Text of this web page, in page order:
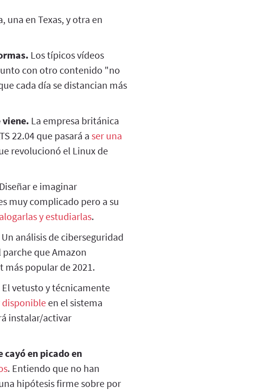
una en Texas, y otra en
Los típicos vídeos
con otro contenido "no
cada día se distancian más
viene. La empresa británica
22.04 que pasará a ser una
revolucionó el Linux de
Diseñar e imaginar
muy complicado pero a su
y estudiarlas.
Un análisis de ciberseguridad
parche que Amazon
más popular de 2021.
El vetusto y técnicamente
disponible en el sistema
instalar/activar
en picado en
. Entiendo que no han
hipótesis firme sobre por